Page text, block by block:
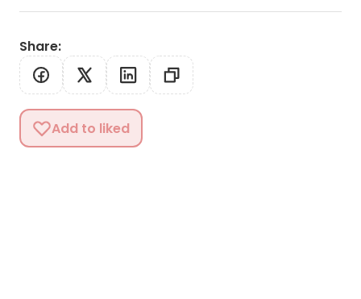
Share:
Add to liked